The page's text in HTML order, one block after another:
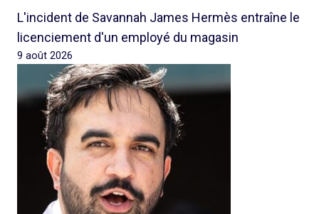
L'incident de Savannah James Hermès entraîne le
licenciement d'un employé du magasin
9 août 2026